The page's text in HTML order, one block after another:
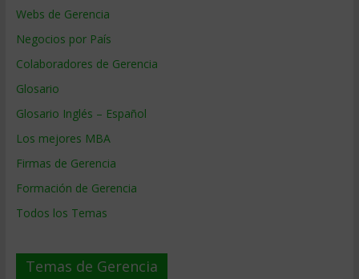
Webs de Gerencia
Negocios por País
Colaboradores de Gerencia
Glosario
Glosario Inglés – Español
Los mejores MBA
Firmas de Gerencia
Formación de Gerencia
Todos los Temas
Temas de Gerencia